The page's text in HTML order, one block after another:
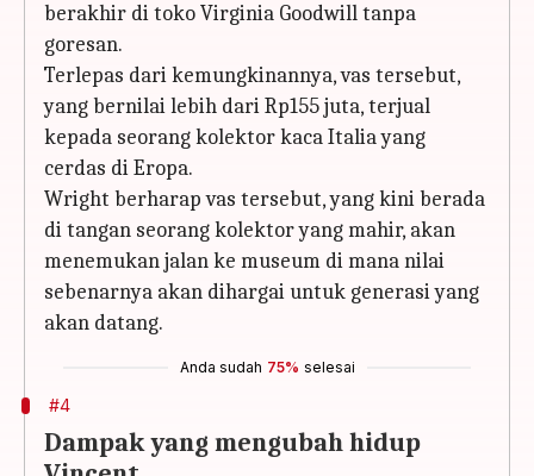
berakhir di toko Virginia Goodwill tanpa
goresan.
Terlepas dari kemungkinannya, vas tersebut,
yang bernilai lebih dari Rp155 juta, terjual
kepada seorang kolektor kaca Italia yang
cerdas di Eropa.
Wright berharap vas tersebut, yang kini berada
di tangan seorang kolektor yang mahir, akan
menemukan jalan ke museum di mana nilai
sebenarnya akan dihargai untuk generasi yang
akan datang.
Anda sudah 75% selesai
#4
Dampak yang mengubah hidup